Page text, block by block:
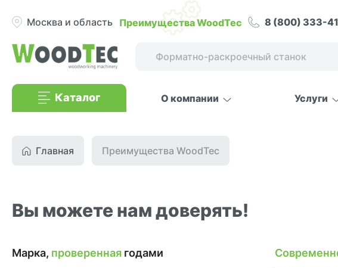
Москва и область Преимущества WoodTec 8 (800) 333-
Каталог О компании Услуги
Главная Преимущества WoodTec
Вы можете нам доверять!
Марка, провереннаягодами